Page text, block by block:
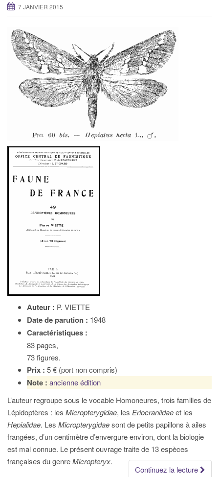
7 JANVIER 2015
Auteur : P. VIETTE
Date de parution : 1948
Caractéristiques :
83 pages,
73 figures.
Prix : 5 € (port non compris)
Note : ancienne édition
L’auteur regroupe sous le vocable Homoneures, trois familles de
Lépidoptères : les Micropterygidae, les Eriocraniidaeet les
Hepialidae. Les Micropterygidaesont de petits papillons à ailes
frangées, d’un centimètre d’envergure environ, dont la biologie
est mal connue. Le présent ouvrage traite de 13 espèces
françaises du genreMicropteryx.
Continuez la lecture